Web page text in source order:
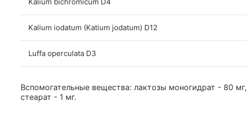
Kalium iodatum (Katium jodatum) D12
Luffa operculata D3
Вспомогательные вещества: лактозы моногидрат - 80
стеарат - 1 мг.